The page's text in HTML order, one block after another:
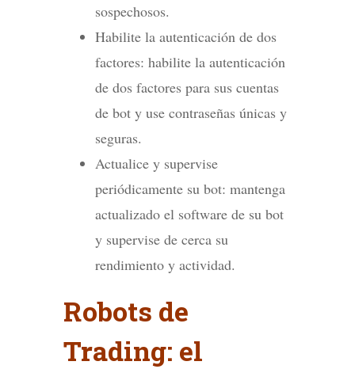
sospechosos.
Habilite la autenticación de dos
factores: habilite la autenticación
de dos factores para sus cuentas
de bot y use contraseñas únicas y
seguras.
Actualice y supervise
periódicamente su bot: mantenga
actualizado el software de su bot
y supervise de cerca su
rendimiento y actividad.
Robots de
Trading: el